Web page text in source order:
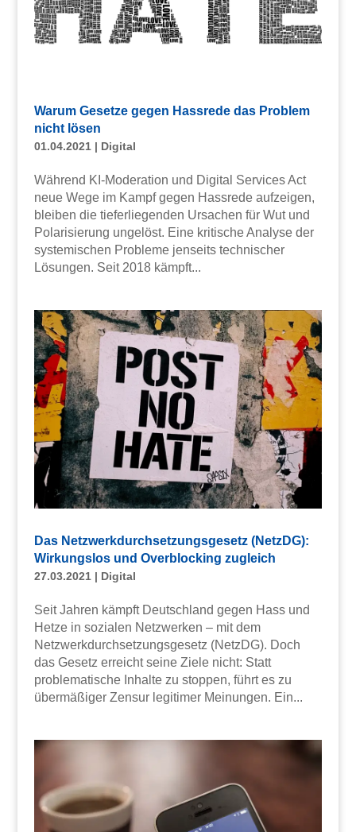
Warum Gesetze gegen Hassrede das Problem
nicht lösen
01.04.2021| Digital
Während KI-Moderation und Digital Services Act
neue Wege im Kampf gegen Hassrede aufzeigen,
bleiben die tieferliegenden Ursachen für Wut und
Polarisierung ungelöst. Eine kritische Analyse der
systemischen Probleme jenseits technischer
Lösungen. Seit 2018 kämpft...
Das Netzwerkdurchsetzungsgesetz (NetzDG):
Wirkungslos und Overblocking zugleich
27.03.2021| Digital
Seit Jahren kämpft Deutschland gegen Hass und
Hetze in sozialen Netzwerken – mit dem
Netzwerkdurchsetzungsgesetz (NetzDG). Doch
das Gesetz erreicht seine Ziele nicht: Statt
problematische Inhalte zu stoppen, führt es zu
übermäßiger Zensur legitimer Meinungen. Ein...